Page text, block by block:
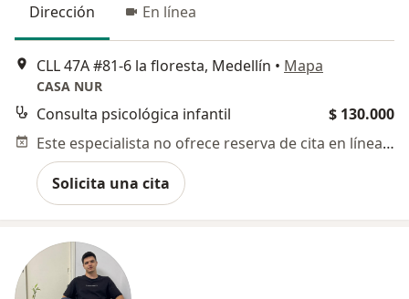
Dirección En línea
CLL 47A #81-6 la floresta, Medellín • Mapa
CASA NUR
Consulta psicológica infantil
$ 130.000
Este especialista no ofrece reserva de cita en línea en esta dirección.
Solicita una cita